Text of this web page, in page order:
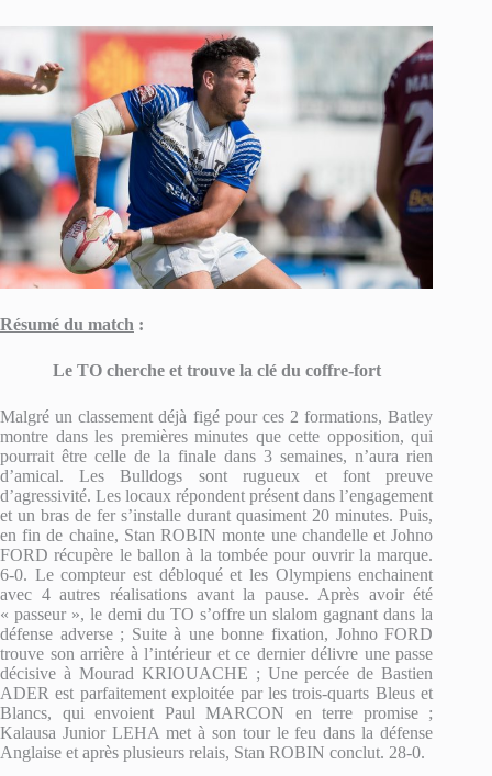
Résumé du match :
Le TO cherche et trouve la clé du coffre-fort
Malgré un classement déjà figé pour ces 2 formations, Batley
montre dans les premières minutes que cette opposition, qui
pourrait être celle de la finale dans 3 semaines, n’aura rien
d’amical. Les Bulldogs sont rugueux et font preuve
d’agressivité. Les locaux répondent présent dans l’engagement
et un bras de fer s’installe durant quasiment 20 minutes. Puis,
en fin de chaine, Stan ROBIN monte une chandelle et Johno
FORD récupère le ballon à la tombée pour ouvrir la marque.
6-0. Le compteur est débloqué et les Olympiens enchainent
avec 4 autres réalisations avant la pause. Après avoir été
« passeur », le demi du TO s’offre un slalom gagnant dans la
défense adverse ; Suite à une bonne fixation, Johno FORD
trouve son arrière à l’intérieur et ce dernier délivre une passe
décisive à Mourad KRIOUACHE ; Une percée de Bastien
ADER est parfaitement exploitée par les trois-quarts Bleus et
Blancs, qui envoient Paul MARCON en terre promise ;
Kalausa Junior LEHA met à son tour le feu dans la défense
Anglaise et après plusieurs relais, Stan ROBIN conclut. 28-0.